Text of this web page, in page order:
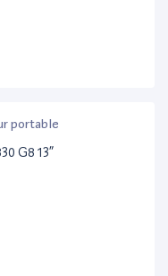
portable
G8 13”